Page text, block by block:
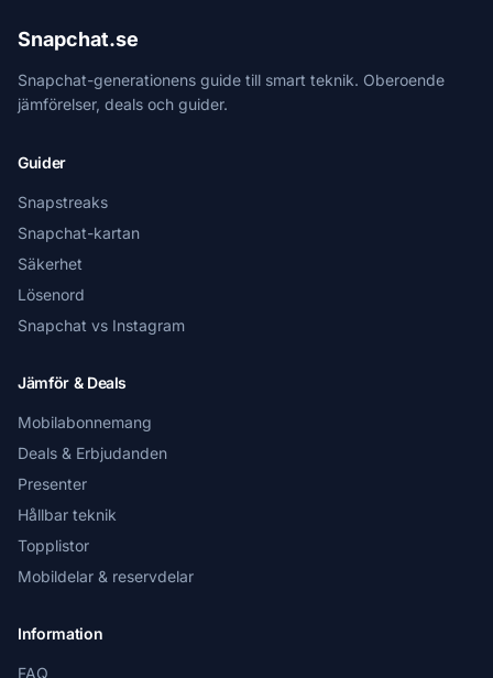
Snapchat.se
Snapchat-generationens guide till smart teknik. Oberoende
jämförelser, deals och guider.
Guider
Snapstreaks
Snapchat-kartan
Säkerhet
Lösenord
Snapchat vs Instagram
Jämför & Deals
Mobilabonnemang
Deals & Erbjudanden
Presenter
Hållbar teknik
Topplistor
Mobildelar & reservdelar
Information
FAQ